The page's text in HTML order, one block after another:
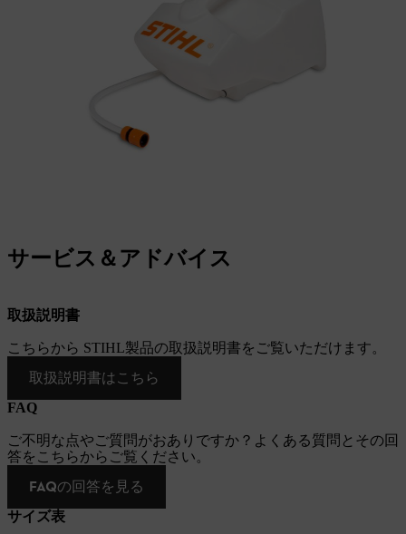
サービス＆アドバイス
取扱説明書
こちらから STIHL製品の取扱説明書をご覧いただけます。
取扱説明書はこちら
FAQ
ご不明な点やご質問がおありですか？よくある質問とその回
答をこちらからご覧ください。
FAQの回答を見る
サイズ表